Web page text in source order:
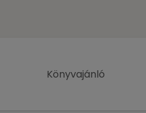
Könyvajánló